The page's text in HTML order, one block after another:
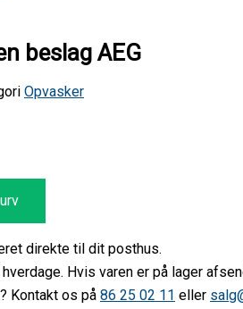
beslag AEG
Opvasker
direkte til dit posthus.
Hvis varen er på lager
Kontakt os på 86 25 02 11 eller